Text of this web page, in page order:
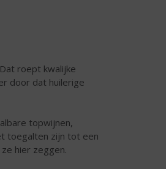
roept kwalijke
door dat huilerige
topwijnen,
toegalten zijn tot een
hier zeggen.